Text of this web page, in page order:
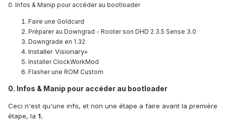
0. Infos & Manip pour accéder au bootloader
Faire une Goldcard
Préparer au Downgrad - Rooter son DHD 2.3.5 Sense 3.0
Downgrade en 1.32
Installer Visionary+
Installer ClockWorkMod
Flasher une ROM Custom
0. Infos & Manip pour accéder au bootloader
Ceci n'est qu'une info, et non une étape a faire avant la première
étape, la 1.